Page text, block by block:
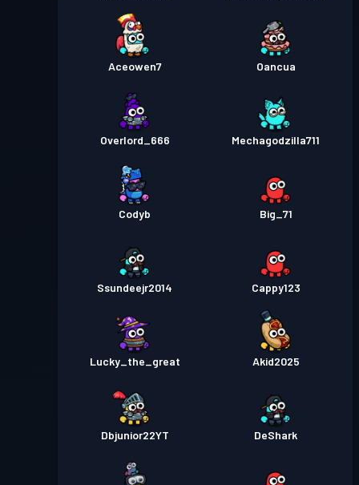
Aceowen7 Oancua
Overlord_666 Mechagodzilla711
Codyb Big_71
Ssundeejr2014 Cappy123
Lucky_the_great Akid2025
Dbjunior22YT DeShark